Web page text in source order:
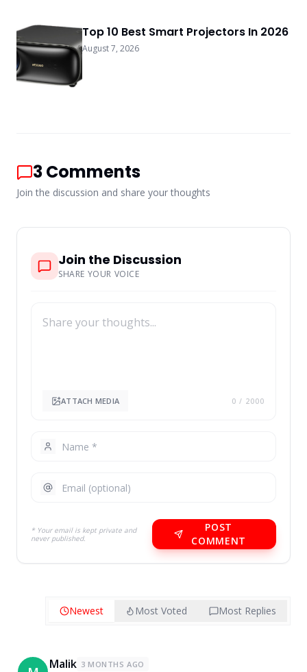
Top 10 Best Smart Projectors In 2026
August 7, 2026
3Comments
Join the discussion and share your thoughts
Join the Discussion
SHARE YOUR VOICE
ATTACH MEDIA 0 / 2000
* Your email is kept private and
never published.
POST
COMMENT
Newest Most Voted Most Replies
Malik 3 MONTHS AGO